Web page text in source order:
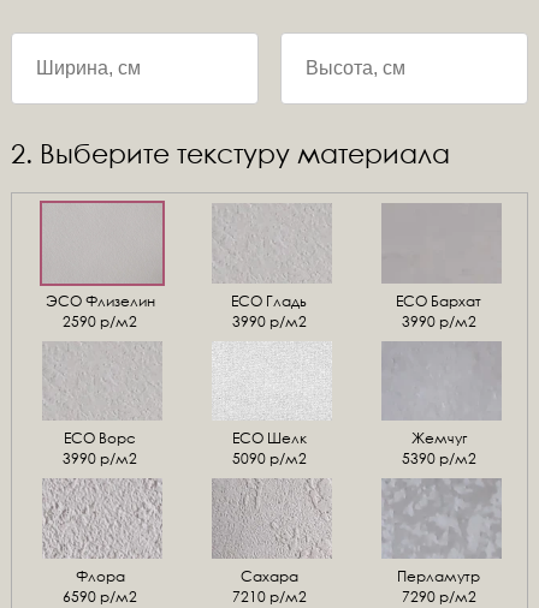
2. Выберите текстуру материала
ЭСО Флизелин
2590 р/м2
ЕСО Гладь
3990 р/м2
ECO Бархат
3990 р/м2
ЕСО Ворс
3990 р/м2
ЕСО Шелк
5090 р/м2
Жемчуг
5390 р/м2
Флора
6590 р/м2
Сахара
7210 р/м2
Перламутр
7290 р/м2